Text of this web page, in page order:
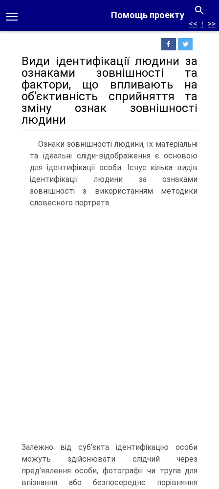
Помощь проекту
<< ↑ >>
Види ідентифікації людини за
ознаками зовнішності та
фактори, що впливають на
об’єктивність сприйняття та
зміну ознак зовнішності
людини
Ознаки зовнішності людини, їх матеріальні
та ідеальні сліди-відображення є основою
для ідентифікації особи. Існує кілька видів
ідентифікації людини за ознаками
зовнішності з використанням методики
словесного портрета.
Залежно від суб’єкта ідентифікацію особи
можуть здійснювати слідчий через
пред’явлення особи, фотографії чи трупа для
впізнання або безпосереднє порівняння